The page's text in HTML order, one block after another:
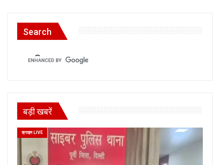
Search
बड़ी खबरें
क्राइम LIVE